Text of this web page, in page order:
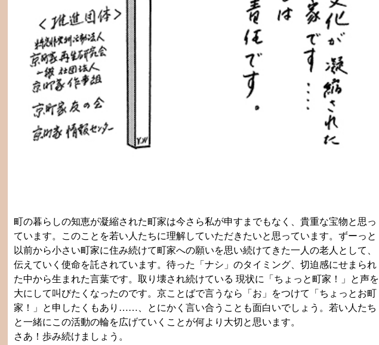
町の暮らしの知恵が凝縮された町家は今さら私が申すまでもなく、貴重な宝物と思っ
ています。このことを若い人たちに理解していただきたいと思っています。ずーっと
以前から小さい町家に住み続けて町家への願いを思い続けてきた一人の老人として、
伝えていく使命を託されています。待った「ナシ」のタイミング、切迫感にせまられ
た中から生まれた言葉です。取り壊され続けている 現状に「ちょっと町家！」と声を
大にして叫びたくなったのです。京ことばで言うなら「お」をつけて「ちょっとお町
家！」と申したくもあり……、とにかく言い合うことも面白いでしょう。若い人たち
と一緒にこの活動の輪を広げていくことが何より大切と思います。
さあ！歩み続けましょう。